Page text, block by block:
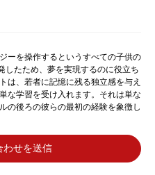
ーを操作するというすべての子供の
たため、夢を実現するのに役立ち
は、若者に記憶に残る独立感を与え
な学習を受け入れます。それは単な
の後ろの彼らの最初の経験を象徴し
わせを送信